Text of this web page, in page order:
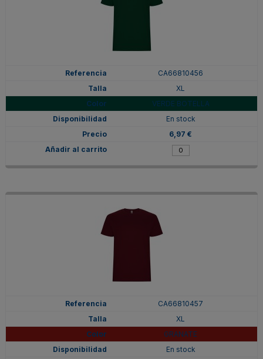
CA66810456
XL
VERDE BOTELLA
En stock
6,97 €
CA66810457
XL
GRANATE
En stock